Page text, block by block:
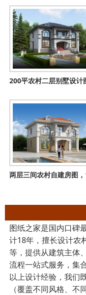
图纸之家是国内口碑
计18年，擅长设计农
等，提供从建筑主体
流程一站式服务，集
以上设计经验，我们
（覆盖不同风格、